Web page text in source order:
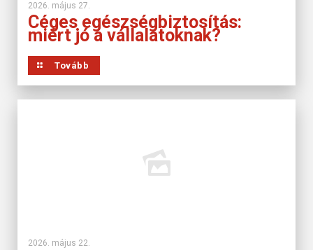
2026. május 27.
Céges egészségbiztosítás:
miért jó a vállalatoknak?
Tovább
2026. május 22.